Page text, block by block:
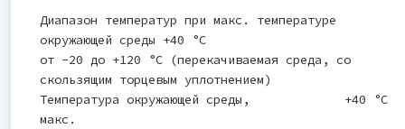
Диапазон температур при макс. температуре
окружающей среды +40 °C
от -20 до +120 °C (перекачиваемая среда, со
скользящим торцевым уплотнением)
Температура окружающей среды,
макс.
+40 °C